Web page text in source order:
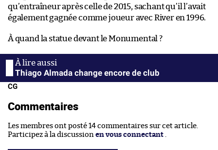
qu’entraîneur après celle de 2015, sachant qu’il l’avait
également gagnée comme joueur avec River en 1996.
À quand la statue devant le Monumental ?
Thiago Almada change encore de club
CG
Commentaires
Les membres ont posté 14 commentaires sur cet article.
Participez à la discussion en vous connectant